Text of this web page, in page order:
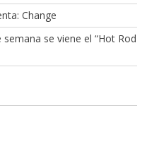
Change
semana se viene el “Hot Rod